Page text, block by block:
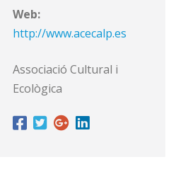
Web:
http://www.acecalp.es
Associació Cultural i
Ecològica